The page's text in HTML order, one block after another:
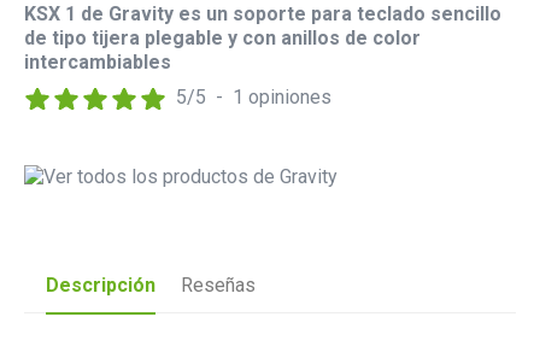
KSX 1 de Gravity es un soporte para teclado sencillo
de tipo tijera plegable y con anillos de color
intercambiables
5/5 - 1 opiniones
Descripción Reseñas